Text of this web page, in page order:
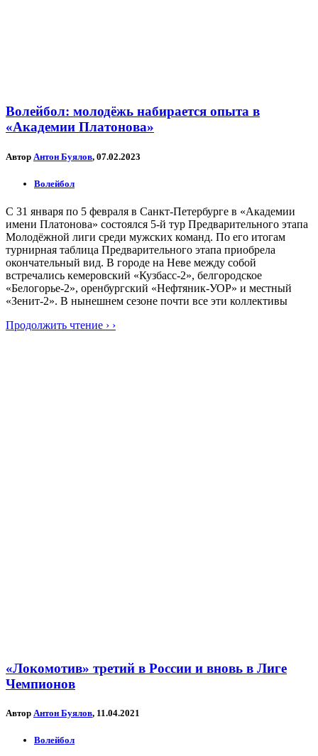
Волейбол: молодёжь набирается опыта в
«Академии Платонова»
Автор Антон Буялов, 07.02.2023
Волейбол
С 31 января по 5 февраля в Санкт-Петербурге в «Академии
имени Платонова» состоялся 5-й тур Предварительного этапа
Молодёжной лиги среди мужских команд. По его итогам
турнирная таблица Предварительного этапа приобрела
окончательный вид. В городе на Неве между собой
встречались кемеровский «Кузбасс-2», белгородское
«Белогорье-2», оренбургский «Нефтяник-УОР» и местный
«Зенит-2». В нынешнем сезоне почти все эти коллективы
Продолжить чтение › ›
«Локомотив» третий в России и вновь в Лиге
Чемпионов
Автор Антон Буялов, 11.04.2021
Волейбол